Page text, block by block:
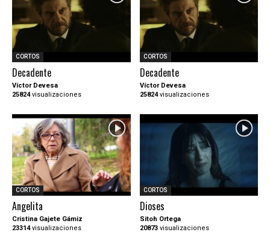
CORTOS
Decadente
Víctor Devesa
25824visualizaciones
CORTOS
Decadente
Víctor Devesa
25824visualizaciones
CORTOS
Angelita
Cristina Gajete Gámiz
23314visualizaciones
CORTOS
Dioses
Sitoh Ortega
20873visualizaciones